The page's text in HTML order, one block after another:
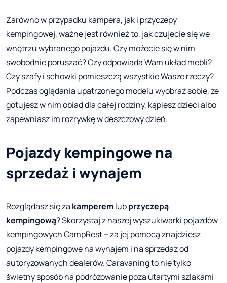
Zarówno w przypadku kampera, jak i przyczepy
kempingowej, ważne jest również to, jak czujecie się we
wnętrzu wybranego pojazdu. Czy możecie się w nim
swobodnie poruszać? Czy odpowiada Wam układ mebli?
Czy szafy i schowki pomieszczą wszystkie Wasze rzeczy?
Podczas oglądania upatrzonego modelu wyobraź sobie, że
gotujesz w nim obiad dla całej rodziny, kąpiesz dzieci albo
zapewniasz im rozrywkę w deszczowy dzień.
Pojazdy kempingowe na
sprzedaż i wynajem
Rozglądasz się za kamperemlubprzyczepą
kempingową? Skorzystaj z naszej wyszukiwarki pojazdów
kempingowych CampRest – za jej pomocą znajdziesz
pojazdy kempingowe na wynajem i na sprzedaż od
autoryzowanych dealerów. Caravaning to nie tylko
świetny sposób na podróżowanie poza utartymi szlakami